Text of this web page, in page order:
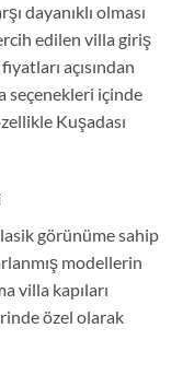
dayanıklı olması
edilen villa giriş
açısından
seçenekleri içinde
Kuşadası
görünüme sahip
modellerin
villa kapıları
özel olarak